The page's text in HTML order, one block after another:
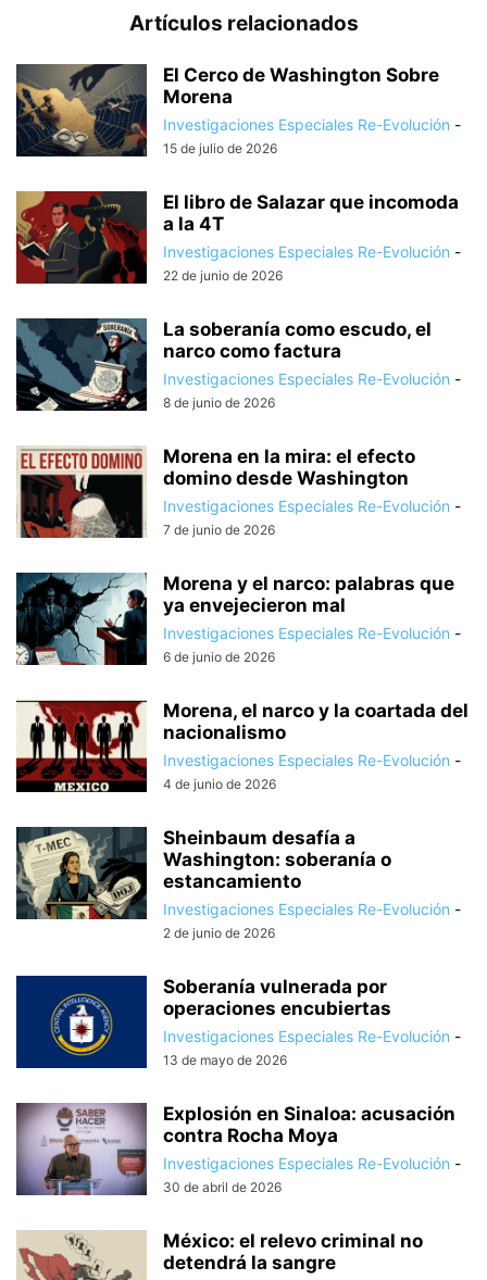
Artículos relacionados
El Cerco de Washington Sobre
Morena
Investigaciones Especiales Re-Evolución -
15 de julio de 2026
El libro de Salazar que incomoda
a la 4T
Investigaciones Especiales Re-Evolución -
22 de junio de 2026
La soberanía como escudo, el
narco como factura
Investigaciones Especiales Re-Evolución -
8 de junio de 2026
Morena en la mira: el efecto
domino desde Washington
Investigaciones Especiales Re-Evolución -
7 de junio de 2026
Morena y el narco: palabras que
ya envejecieron mal
Investigaciones Especiales Re-Evolución -
6 de junio de 2026
Morena, el narco y la coartada del
nacionalismo
Investigaciones Especiales Re-Evolución -
4 de junio de 2026
Sheinbaum desafía a
Washington: soberanía o
estancamiento
Investigaciones Especiales Re-Evolución -
2 de junio de 2026
Soberanía vulnerada por
operaciones encubiertas
Investigaciones Especiales Re-Evolución -
13 de mayo de 2026
Explosión en Sinaloa: acusación
contra Rocha Moya
Investigaciones Especiales Re-Evolución -
30 de abril de 2026
México: el relevo criminal no
detendrá la sangre